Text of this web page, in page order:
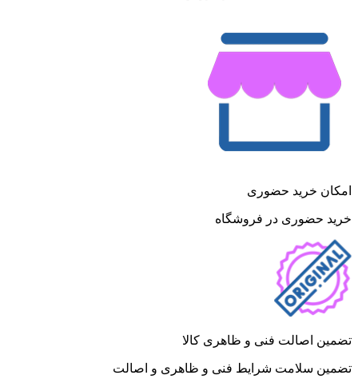
امکان خرید حضوری
خرید حضوری در فروشگاه
تضمین اصالت فنی و ظاهری کالا
تضمین سلامت شرایط فنی و ظاهری و اصالت